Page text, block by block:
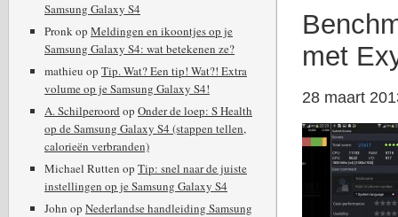
met
28 maart
Samsung Galaxy S4
Pronkop Meldingen en ikoontjes op je
Samsung Galaxy S4: wat betekenen ze?
mathieu op Tip. Wat? Een tip! Wat?! Extra
volume op je Samsung Galaxy S4!
A. Schilperoord op Onder de loep: S Health
op de Samsung Galaxy S4 (stappen tellen,
calorieën verbranden)
Michael Rutten op Tip: snel naar de juiste
instellingen op je Samsung Galaxy S4
John op Nederlandse handleiding Samsung